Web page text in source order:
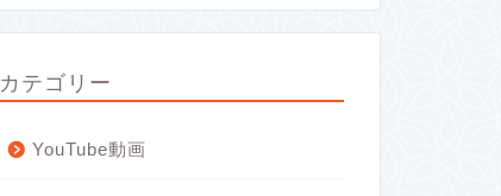
カテゴリー
YouTube動画